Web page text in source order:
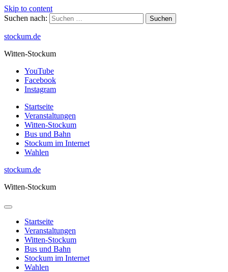
Skip to content
Suchen nach:
stockum.de
Witten-Stockum
YouTube
Facebook
Instagram
Startseite
Veranstaltungen
Witten-Stockum
Bus und Bahn
Stockum im Internet
Wahlen
stockum.de
Witten-Stockum
Startseite
Veranstaltungen
Witten-Stockum
Bus und Bahn
Stockum im Internet
Wahlen